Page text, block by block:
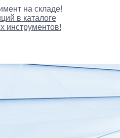
на складе!
в каталоге
инструментов!